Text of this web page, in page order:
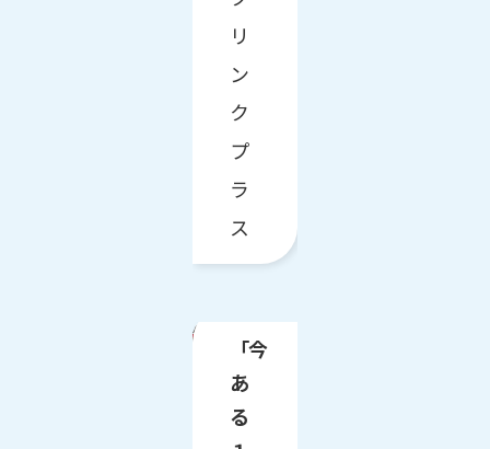
リ
ン
ク
プ
ラ
ス
「今
あ
る